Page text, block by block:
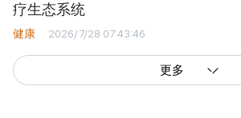
疗生态系统
健康 2026/7/28 07:43:46
更多